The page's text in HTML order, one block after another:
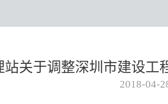
关于调整深圳市建设
2018-04-